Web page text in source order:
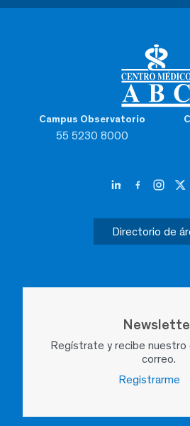
Campus Observatorio
55 5230 8000
Directorio de
Regístrate y recibe
correo.
Registrarme